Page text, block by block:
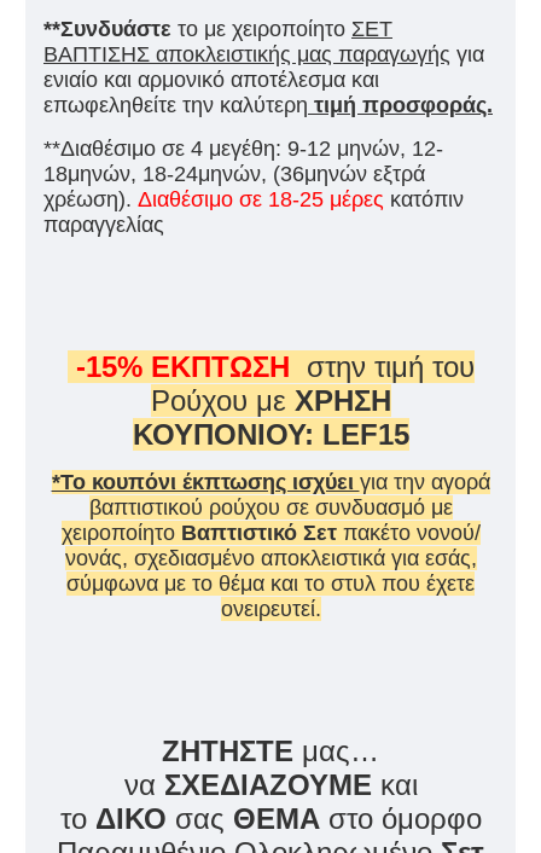
**Συνδυάστε το με χειροποίητο ΣΕΤ
ΒΑΠΤΙΣΗΣ αποκλειστικής μας παραγωγής για
ενιαίο και αρμονικό αποτέλεσμα και
επωφεληθείτε την καλύτερη τιμή προσφοράς.
**Διαθέσιμο σε 4 μεγέθη: 9-12 μηνών, 12-
18μηνών, 18-24μηνών, (36μηνών εξτρά
χρέωση). Διαθέσιμο σε 18-25 μέρες κατόπιν
παραγγελίας
-15% ΕΚΠΤΩΣΗ στην τιμή του
Ρούχου με ΧΡΗΣΗ
ΚΟΥΠΟΝΙΟΥ: LEF15
*Το κουπόνι έκπτωσης ισχύει για την αγορά
βαπτιστικού ρούχου σε συνδυασμό με
χειροποίητο Βαπτιστικό Σετ πακέτο νονού/
νονάς, σχεδιασμένο αποκλειστικά για εσάς,
σύμφωνα με το θέμα και το στυλ που έχετε
ονειρευτεί.
ΖΗΤΗΣΤΕ μας…
να ΣΧΕΔΙΑΖΟΥΜΕ και
το ΔΙΚΟ σας ΘΕΜΑστο όμορφο